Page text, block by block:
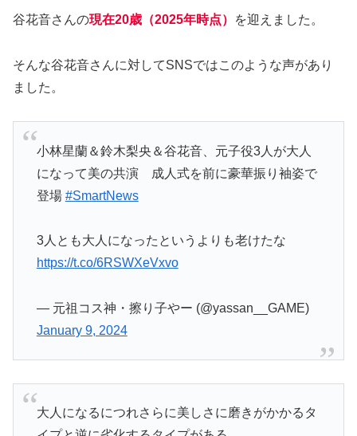
谷花音さんの現在20歳（2025年時点） を迎えました。
そんな谷花音さんに対してSNSではこのような声があり
ました。
小林星蘭＆鈴木梨央＆谷花音、元子役3人が大人
になって美の共演 成人式を前に豪華振り袖姿で
登場 #SmartNews
3人とも大人になったというよりも老けたな
https://t.co/6RSWXeVxvo
— 元祖コス神・擦り子やー (@yassan__GAME)
January 9, 2024
大人になるにつれさらに美しさに磨きがかかるタ